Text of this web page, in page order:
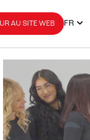
AU SITE WEB FR